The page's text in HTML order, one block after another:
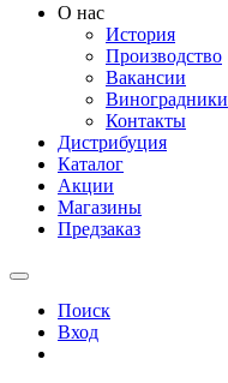
О нас
История
Производство
Вакансии
Виноградники
Контакты
Дистрибуция
Каталог
Акции
Магазины
Предзаказ
Поиск
Вход